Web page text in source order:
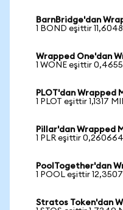
BarnBridge'dan
1 BOND eşittir
Wrapped One'dan
1 WONE eşittir
PLOT'dan Wrapped
1 PLOT eşittir 1,1317
Pillar'dan Wrapped
1 PLR eşittir
PoolTogether'dan
1 POOL eşittir
Stratos Token'dan